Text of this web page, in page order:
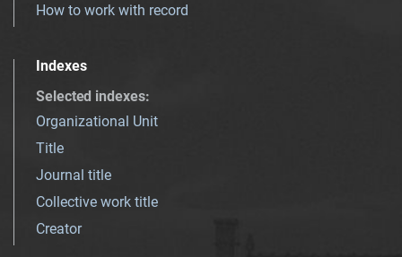
How to work with record
Indexes
Selected indexes:
Organizational Unit
Title
Journal title
Collective work title
Creator